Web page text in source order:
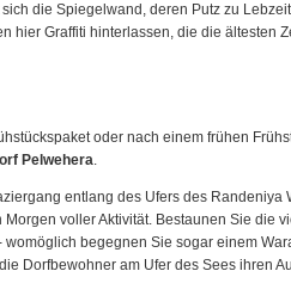
die Spiegelwand, deren Putz zu
hier Graffiti hinterlassen, die die ältesten
oder nach einem frühen
Pelwehera.
entlang des Ufers des Randeniya
voller Aktivität. Bestaunen Sie die
begegnen Sie sogar einem
Dorfbewohner am Ufer des Sees ihren